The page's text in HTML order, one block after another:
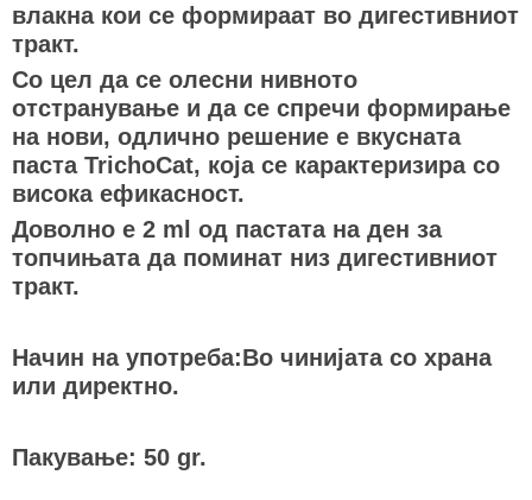
влакна кои се формираат во дигестивниот
тракт.
Со цел да се олесни нивното
отстранување и да се спречи формирање
на нови, одлично решение е вкусната
паста TrichoCat, која се карактеризира со
висока ефикасност.
Доволно е 2 ml од пастата на ден за
топчињата да поминат низ дигестивниот
тракт.
Начин на употреба:Во чинијата со храна
или директно.
Пакување: 50 gr.